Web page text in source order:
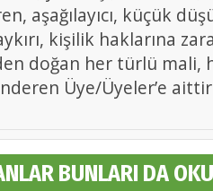
aşağılayıcı, küçük
kişilik haklarına
doğan her türlü mali,
Üye/Üyeler’e
BUNLARI DA